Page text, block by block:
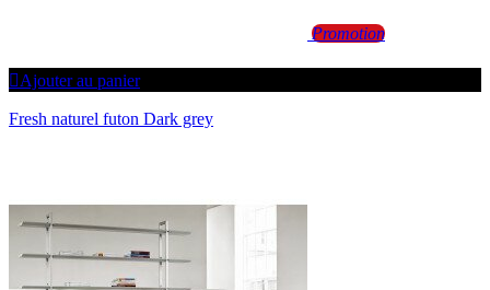
Promotion
Ajouter au panier
Fresh naturel futon Dark grey